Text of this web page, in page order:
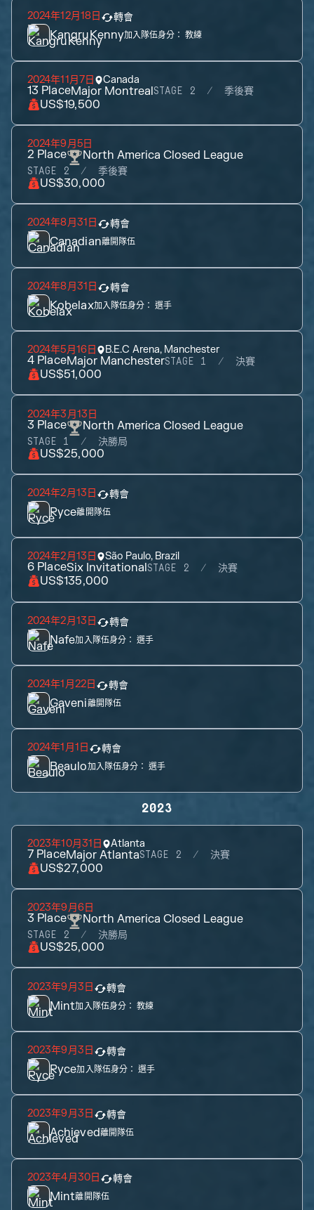
2024年12月18日 轉會
KangruKenny加入隊伍身分： 教練
2024年11月7日 Canada
13 PlaceMajor MontrealSTAGE 2 季後賽
US$19,500
2024年9月5日
2 Place North America Closed League
STAGE 2 季後賽
US$30,000
2024年8月31日 轉會
Canadian離開隊伍
2024年8月31日 轉會
Kobelax加入隊伍身分： 選手
2024年5月16日 B.E.C Arena, Manchester
4 PlaceMajor ManchesterSTAGE 1 決賽
US$51,000
2024年3月13日
3 Place North America Closed League
STAGE 1 決勝局
US$25,000
2024年2月13日 轉會
Ryce離開隊伍
2024年2月13日 São Paulo, Brazil
6 PlaceSix InvitationalSTAGE 2 決賽
US$135,000
2024年2月13日 轉會
Nafe加入隊伍身分： 選手
2024年1月22日 轉會
Gaveni離開隊伍
2024年1月1日 轉會
Beaulo加入隊伍身分： 選手
2023
2023年10月31日 Atlanta
7 PlaceMajor AtlantaSTAGE 2 決賽
US$27,000
2023年9月6日
3 Place North America Closed League
STAGE 2 決勝局
US$25,000
2023年9月3日 轉會
Mint加入隊伍身分： 教練
2023年9月3日 轉會
Ryce加入隊伍身分： 選手
2023年9月3日 轉會
Achieved離開隊伍
2023年4月30日 轉會
Mint離開隊伍